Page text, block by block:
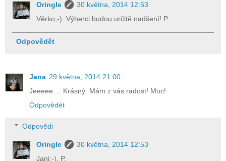
Oringle
30 května, 2014 12:53
Věrko;-). Výherci budou určitě nadšení! P.
Odpovědět
Jana 29 května, 2014 21:00
Jeeeee.... Krásný. Mám z vás radost! Moc!
Odpovědět
Odpovědi
Oringle
30 května, 2014 12:53
Jani;-). P.